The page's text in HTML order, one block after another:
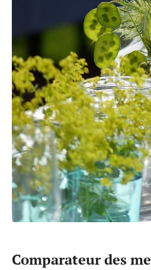
Comparateur des